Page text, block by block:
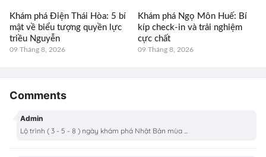
Khám phá Điện Thái Hòa: 5 bí
mật về biểu tượng quyền lực
triều Nguyễn
09 Tháng 8, 2026
Khám phá Ngọ Môn Huế: Bí
kíp check-in và trải nghiệm
cực chất
09 Tháng 8, 2026
Comments
Admin
Lộ trình ( 3 - 5 - 8 ) ngày khám phá Nhật Bản mùa ...